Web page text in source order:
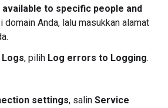
available to specific people and
domain Anda, lalu masukkan alamat
Logs, pilih Log errors to Logging.
settings, salin Service